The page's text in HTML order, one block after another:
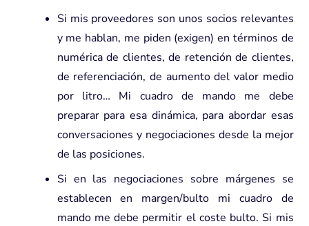
Si mis proveedores son unos socios relevantes
y me hablan, me piden (exigen) en términos de
numérica de clientes, de retención de clientes,
de referenciación, de aumento del valor medio
por litro… Mi cuadro de mando me debe
preparar para esa dinámica, para abordar esas
conversaciones y negociaciones desde la mejor
de las posiciones.
Si en las negociaciones sobre márgenes se
establecen en margen/bulto mi cuadro de
mando me debe permitir el coste bulto. Si mis